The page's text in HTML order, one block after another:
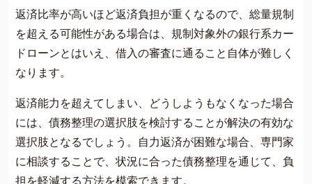
返済比率が高いほど返済負担が重くなるので、総量規制
を超える可能性がある場合は、規制対象外の銀行系カー
ドローンとはいえ、借入の審査に通ること自体が難しく
なります。
返済能力を超えてしまい、どうしようもなくなった場合
には、債務整理の選択肢を検討することが解決の有効な
選択肢となるでしょう。自力返済が困難な場合、専門家
に相談することで、状況に合った債務整理を通じて、負
担を軽減する方法を模索できます。